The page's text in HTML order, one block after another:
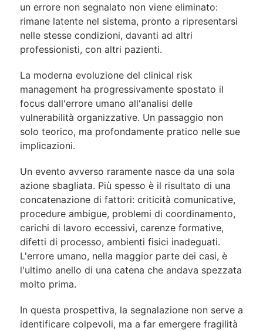
un errore non segnalato non viene eliminato:
rimane latente nel sistema, pronto a ripresentarsi
nelle stesse condizioni, davanti ad altri
professionisti, con altri pazienti.
La moderna evoluzione del clinical risk
management ha progressivamente spostato il
focus dall'errore umano all'analisi delle
vulnerabilità organizzative. Un passaggio non
solo teorico, ma profondamente pratico nelle sue
implicazioni.
Un evento avverso raramente nasce da una sola
azione sbagliata. Più spesso è il risultato di una
concatenazione di fattori: criticità comunicative,
procedure ambigue, problemi di coordinamento,
carichi di lavoro eccessivi, carenze formative,
difetti di processo, ambienti fisici inadeguati.
L'errore umano, nella maggior parte dei casi, è
l'ultimo anello di una catena che andava spezzata
molto prima.
In questa prospettiva, la segnalazione non serve a
identificare colpevoli, ma a far emergere fragilità